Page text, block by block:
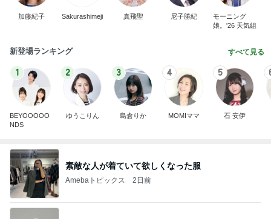
加藤紀子 Sakurashimeji 真飛聖 尼子勝紀
モーニング
娘。'26 天気組
新登場ランキング すべて見る
1
BEYOOOOO
NDS
2
ゆうこりん
3
島倉りか
4
MOMIママ
5
石 安伊
素敵な人が着ていて欲しくなった服
Amebaトピックス 2日前